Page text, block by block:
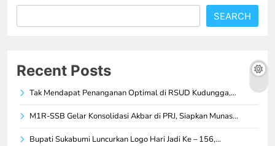
SEARCH
Recent Posts
Tak Mendapat Penanganan Optimal di RSUD Kudungga,…
M1R-SSB Gelar Konsolidasi Akbar di PRJ, Siapkan Munas…
Bupati Sukabumi Luncurkan Logo Hari Jadi Ke – 156,…